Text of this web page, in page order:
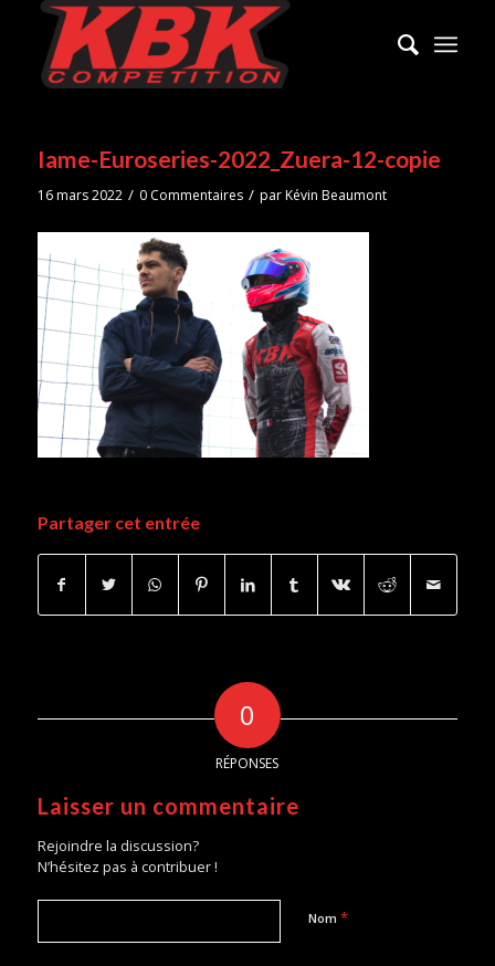
Iame-Euroseries-2022_Zuera-12-copie
16 mars 2022 / 0 Commentaires / parKévin Beaumont
Partager cet entrée
0
RÉPONSES
Laisser un commentaire
Rejoindre la discussion?
N’hésitez pas à contribuer !
Nom *